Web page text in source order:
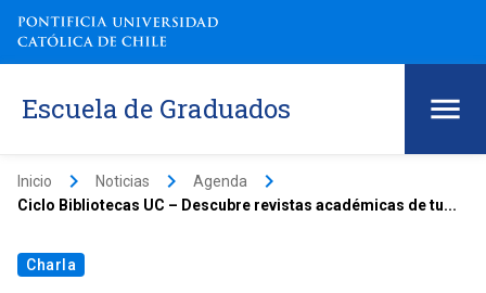
Escuela de Graduados
Inicio keyboard_arrow_right Noticias keyboard_arrow_right Agenda keyboard_arrow_right
Ciclo Bibliotecas UC – Descubre revistas académicas de tu...
Charla